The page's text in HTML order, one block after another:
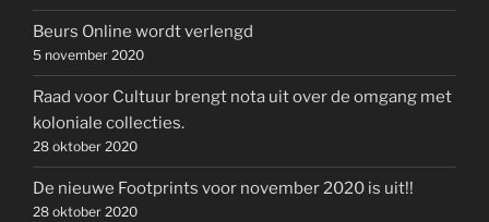
Beurs Online wordt verlengd
5 november 2020
Raad voor Cultuur brengt nota uit over de omgang met
koloniale collecties.
28 oktober 2020
De nieuwe Footprints voor november 2020 is uit!!
28 oktober 2020